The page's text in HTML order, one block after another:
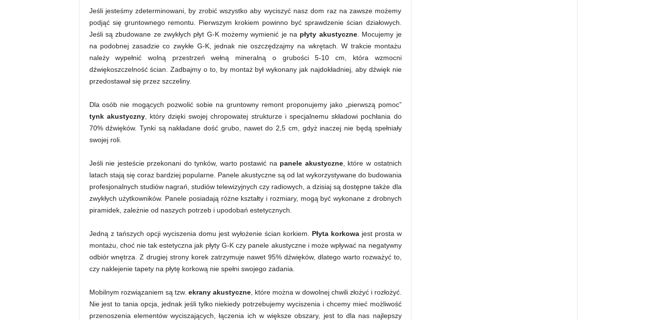
Jeśli jesteśmy zdeterminowani, by zrobić wszystko aby wyciszyć nasz dom raz na zawsze możemy
podjąć się gruntownego remontu. Pierwszym krokiem powinno być sprawdzenie ścian działowych.
Jeśli są zbudowane ze zwykłych płyt G-K możemy wymienić je na płyty akustyczne. Mocujemy je
na podobnej zasadzie co zwykłe G-K, jednak nie oszczędzajmy na wkrętach. W trakcie montażu
należy wypełnić wolną przestrzeń wełną mineralną o grubości 5-10 cm, która wzmocni
dźwiękoszczelność ścian. Zadbajmy o to, by montaż był wykonany jak najdokładniej, aby dźwięk nie
przedostawał się przez szczeliny.
Dla osób nie mogących pozwolić sobie na gruntowny remont proponujemy jako „pierwszą pomoc”
tynk akustyczny, który dzięki swojej chropowatej strukturze i specjalnemu składowi pochłania do
70% dźwięków. Tynki są nakładane dość grubo, nawet do 2,5 cm, gdyż inaczej nie będą spełniały
swojej roli.
Jeśli nie jesteście przekonani do tynków, warto postawić na panele akustyczne, które w ostatnich
latach stają się coraz bardziej popularne. Panele akustyczne są od lat wykorzystywane do budowania
profesjonalnych studiów nagrań, studiów telewizyjnych czy radiowych, a dzisiaj są dostępne także dla
zwykłych użytkowników. Panele posiadają różne kształty i rozmiary, mogą być wykonane z drobnych
piramidek, zależnie od naszych potrzeb i upodobań estetycznych.
Jedną z tańszych opcji wyciszenia domu jest wyłożenie ścian korkiem. Płyta korkowajest prosta w
montażu, choć nie tak estetyczna jak płyty G-K czy panele akustyczne i może wpływać na negatywny
odbiór wnętrza. Z drugiej strony korek zatrzymuje nawet 95% dźwięków, dlatego warto rozważyć to,
czy naklejenie tapety na płytę korkową nie spełni swojego zadania.
Mobilnym rozwiązaniem są tzw. ekrany akustyczne, które można w dowolnej chwili złożyć i rozłożyć.
Nie jest to tania opcja, jednak jeśli tylko niekiedy potrzebujemy wyciszenia i chcemy mieć możliwość
przenoszenia elementów wyciszających, łączenia ich w większe obszary, jest to dla nas najlepszy